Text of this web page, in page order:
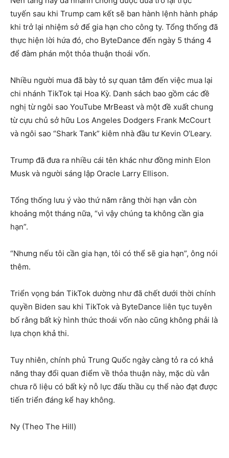
tuyến sau khi Trump cam kết sẽ ban hành lệnh hành pháp
khi trở lại nhiệm sở để gia hạn cho công ty. Tổng thống đã
thực hiện lời hứa đó, cho ByteDance đến ngày 5 tháng 4
để đàm phán một thỏa thuận thoái vốn.
Nhiều người mua đã bày tỏ sự quan tâm đến việc mua lại
chi nhánh TikTok tại Hoa Kỳ. Danh sách bao gồm các đề
nghị từ ngôi sao YouTube MrBeast và một đề xuất chung
từ cựu chủ sở hữu Los Angeles Dodgers Frank McCourt
và ngôi sao “Shark Tank” kiêm nhà đầu tư Kevin O’Leary.
Trump đã đưa ra nhiều cái tên khác như đồng minh Elon
Musk và người sáng lập Oracle Larry Ellison.
Tổng thống lưu ý vào thứ năm rằng thời hạn vẫn còn
khoảng một tháng nữa, “vì vậy chúng ta không cần gia
hạn”.
“Nhưng nếu tôi cần gia hạn, tôi có thể sẽ gia hạn”, ông nói
thêm.
Triển vọng bán TikTok dường như đã chết dưới thời chính
quyền Biden sau khi TikTok và ByteDance liên tục tuyên
bố rằng bất kỳ hình thức thoái vốn nào cũng không phải là
lựa chọn khả thi.
Tuy nhiên, chính phủ Trung Quốc ngày càng tỏ ra có khả
năng thay đổi quan điểm về thỏa thuận này, mặc dù vẫn
chưa rõ liệu có bất kỳ nỗ lực đấu thầu cụ thể nào đạt được
tiến triển đáng kể hay không.
Ny (Theo The Hill)